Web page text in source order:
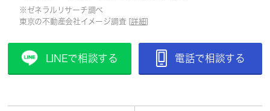
※ゼネラルリサーチ調べ
東京の不動産会社イメージ調査 [ 詳細
LINEで相談する 電話で相談する